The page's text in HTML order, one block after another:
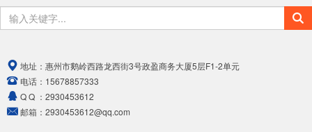
地址： 惠州市鹅岭西路龙西街3号政盈商务大厦5层F1-2单元
电话： 15678857333
Q Q ： 2930453612
邮箱： 2930453612@qq.com